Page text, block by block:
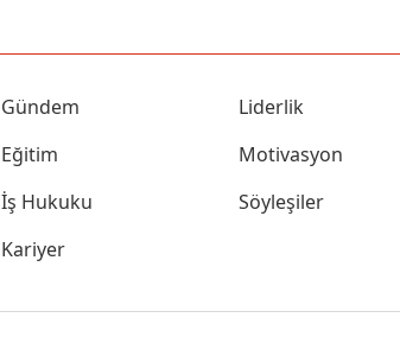
Gündem
Eğitim
İş Hukuku
Kariyer
Liderlik
Motivasyon
Söyleşiler